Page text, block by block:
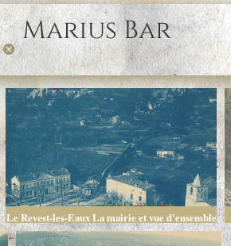
Marius Bar
Le Revest-les-Eaux La mairie et vue d'ensemble
des jardins arrosables